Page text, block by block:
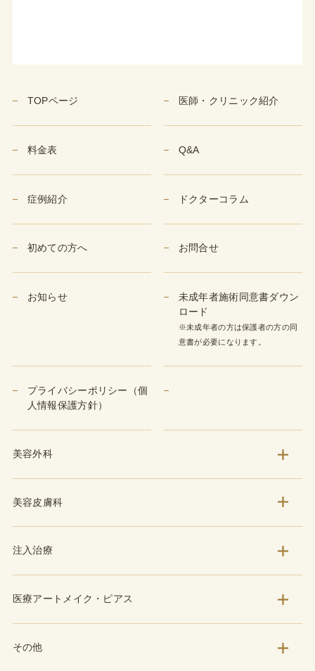
TOPページ 医師・クリニック紹介
料金表 Q&A
症例紹介 ドクターコラム
初めての方へ お問合せ
お知らせ
未成年者施術同意書ダウン
ロード
※未成年者の方は保護者の方の同
意書が必要になります。
プライバシーポリシー（個
人情報保護方針）
美容外科
美容皮膚科
注入治療
医療アートメイク・ピアス
その他